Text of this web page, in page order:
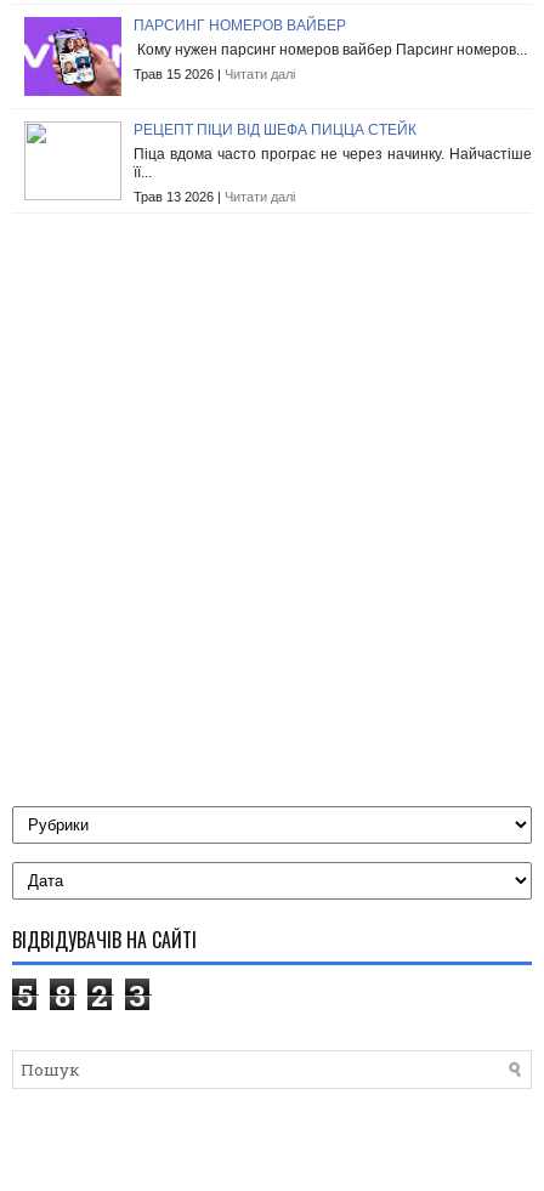
ПАРСИНГ НОМЕРОВ ВАЙБЕР
Кому нужен парсинг номеров вайбер Парсинг номеров...
Трав 15 2026 | Читати далі
РЕЦЕПТ ПІЦИ ВІД ШЕФА ПИЦЦА СТЕЙК
Піца вдома часто програє не через начинку. Найчастіше
її...
Трав 13 2026 | Читати далі
ВІДВІДУВАЧІВ НА САЙТІ
5 8 2 3